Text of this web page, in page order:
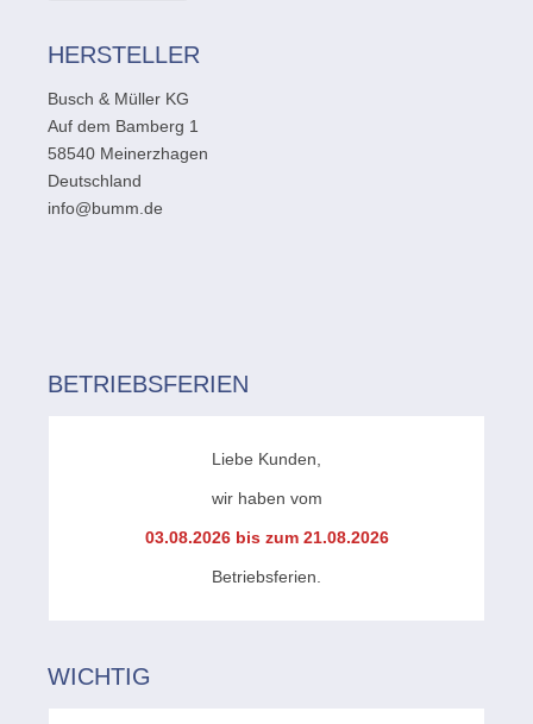
HERSTELLER
Busch & Müller KG
Auf dem Bamberg 1
58540 Meinerzhagen
Deutschland
info@bumm.de
BETRIEBSFERIEN
Liebe Kunden,
wir haben vom
03.08.2026 bis zum 21.08.2026
Betriebsferien.
WICHTIG